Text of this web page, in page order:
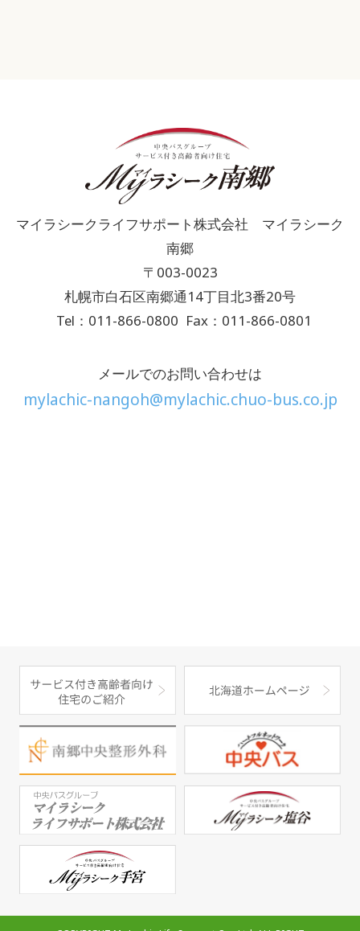
マイラシークライフサポート株式会社 マイラシーク
南郷
〒003-0023
札幌市白石区南郷通14丁目北3番20号
Tel：011-866-0800 Fax：011-866-0801
メールでのお問い合わせは
mylachic-nangoh@mylachic.chuo-bus.co.jp